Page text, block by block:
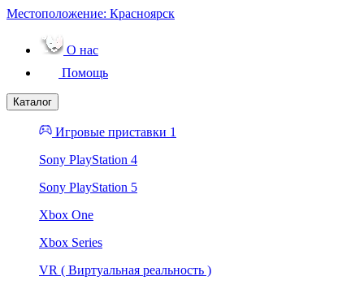
Местоположение: Красноярск
О нас
Помощь
Каталог
Игровые приставки 1
Sony PlayStation 4
Sony PlayStation 5
Xbox One
Xbox Series
VR ( Виртуальная реальность )